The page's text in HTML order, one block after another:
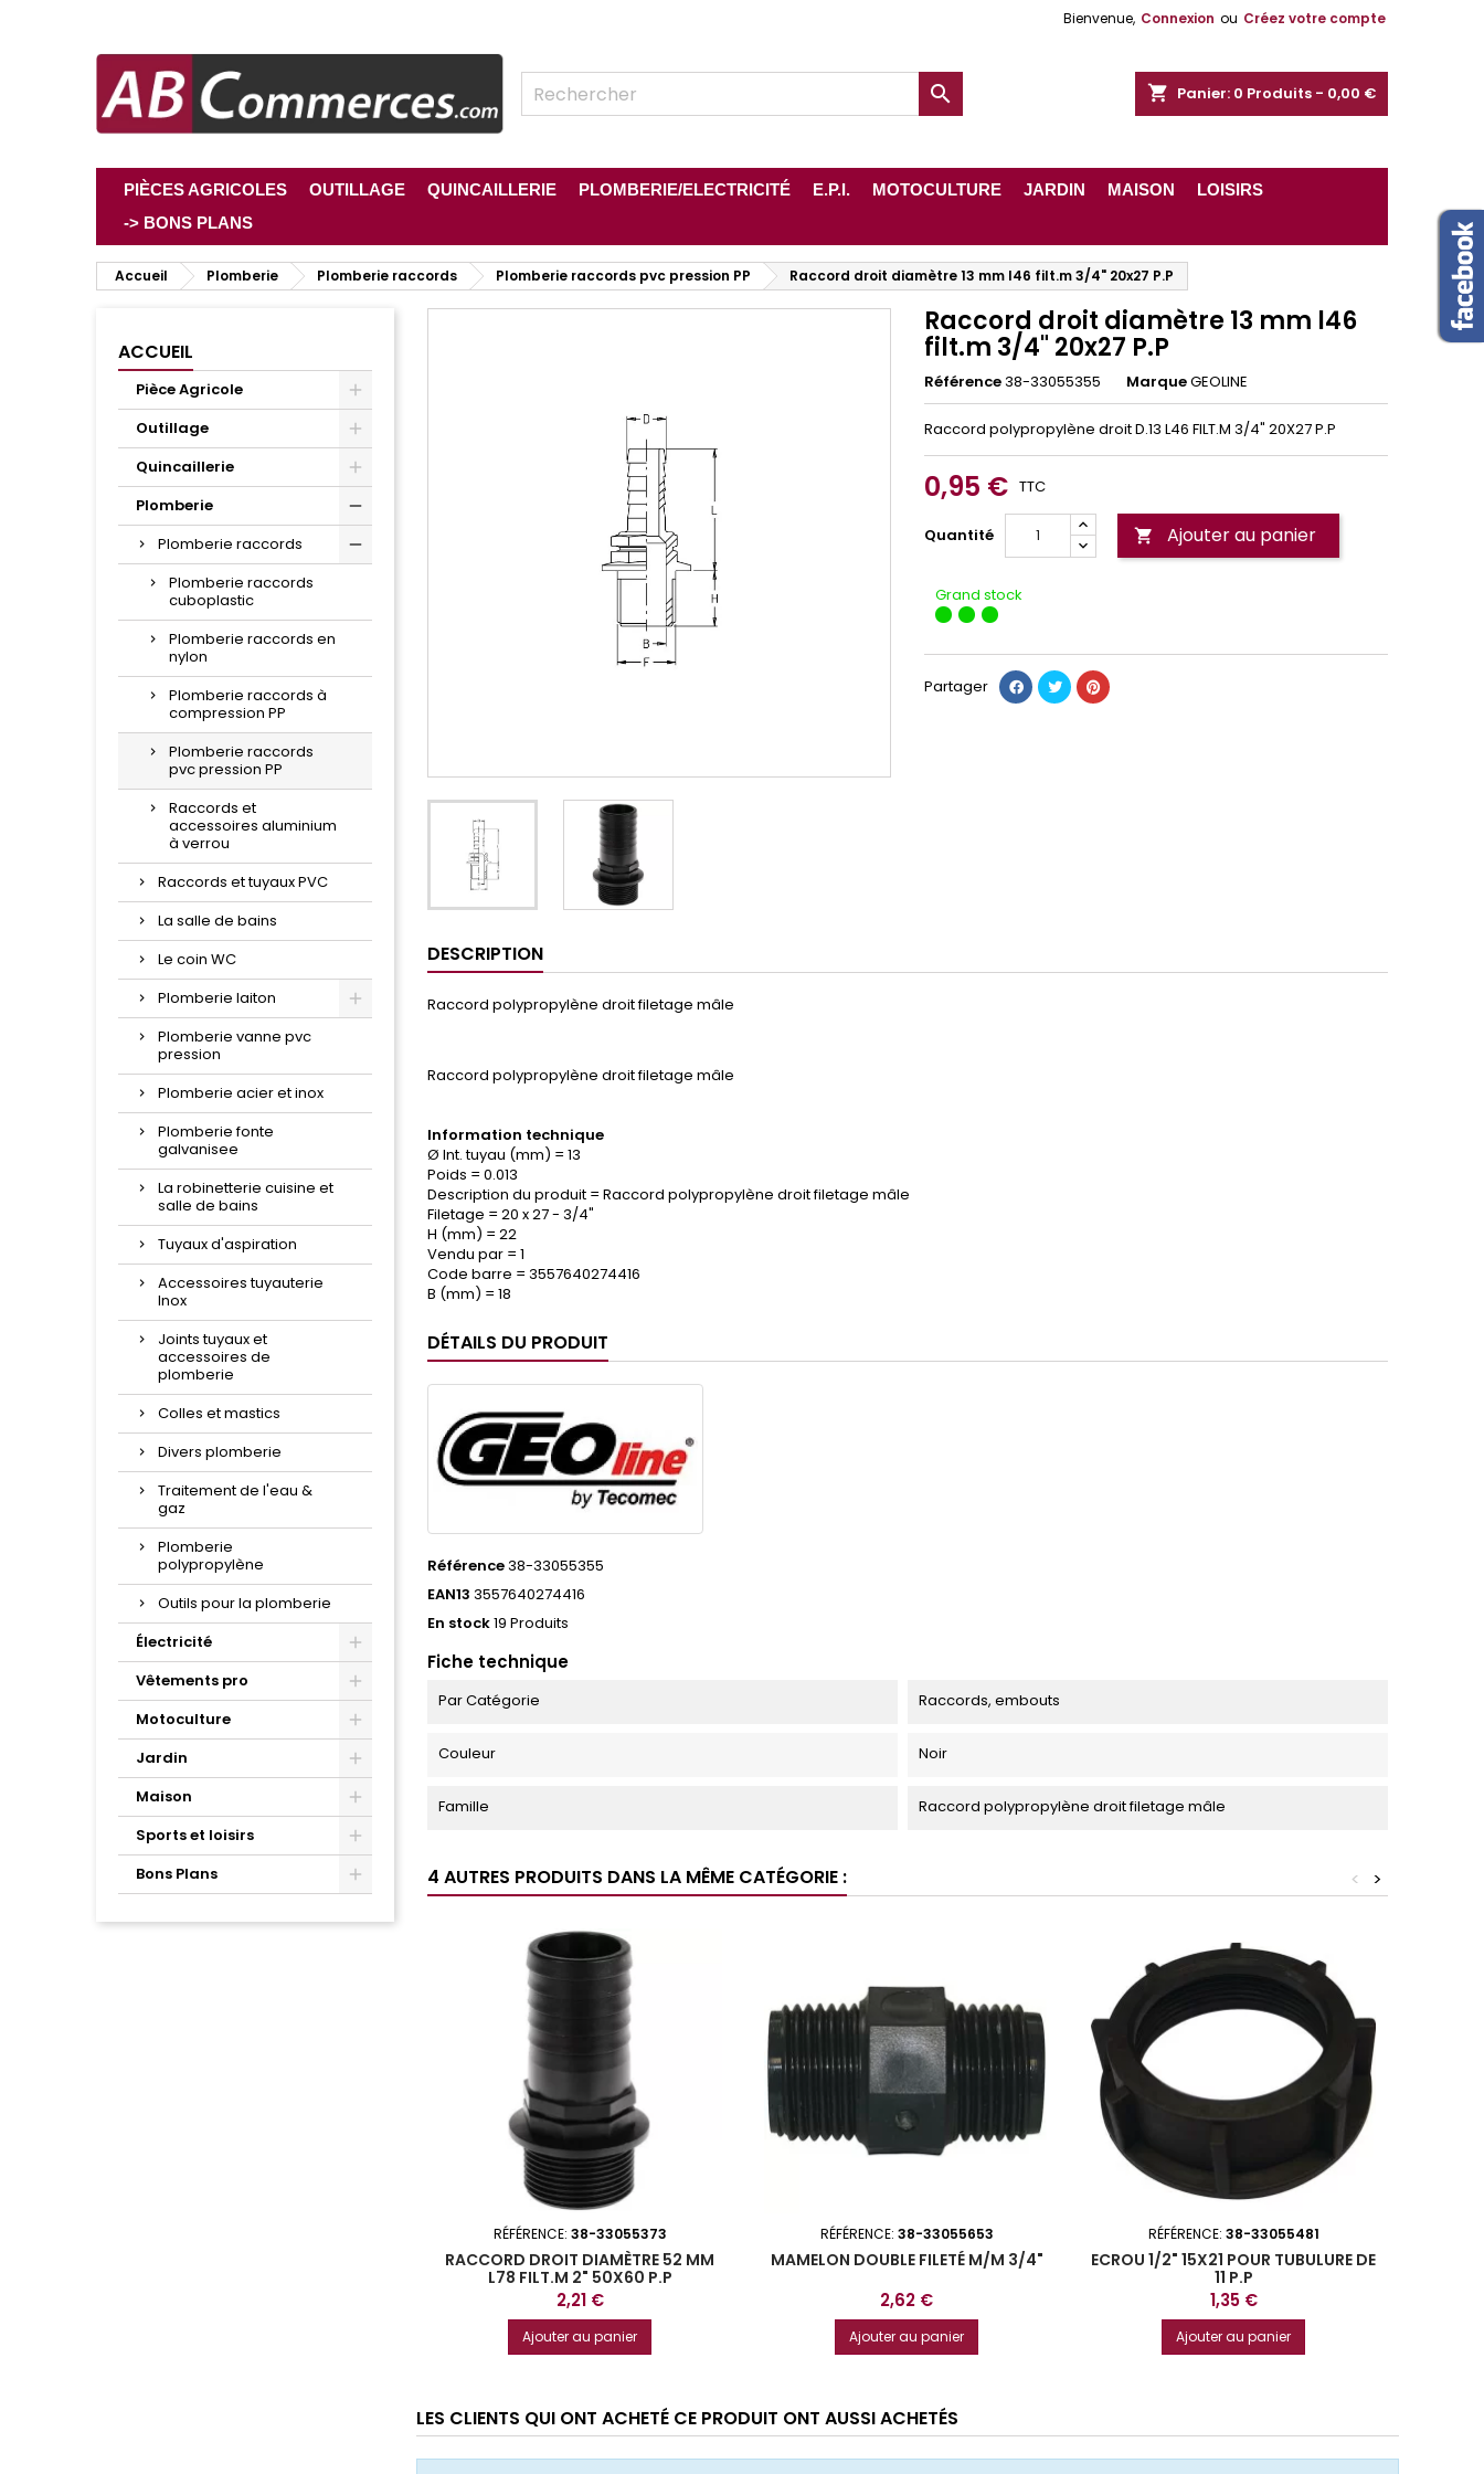
Bienvenue, Connexion ou Créez votre compte
shopping_cart Panier: 0 Produits - 0,00 €

PIÈCES AGRICOLES OUTILLAGE QUINCAILLERIE PLOMBERIE/ELECTRICITÉ E.P.I. MOTOCULTURE JARDIN MAISON
LOISIRS
-> BONS PLANS
Accueil Plomberie Plomberie raccords Plomberie raccords pvc pression PP Raccord droit diamètre 13 mm l46 filt.m 3/4" 20x27 P.P
ACCUEIL
Pièce Agricole
Outillage
Quincaillerie
Plomberie
Plomberie raccords
Plomberie raccords
cuboplastic
Plomberie raccords en
nylon
Plomberie raccords à
compression PP
Plomberie raccords
pvc pression PP
Raccords et
accessoires aluminium
à verrou
Raccords et tuyaux PVC
La salle de bains
Le coin WC
Plomberie laiton
Plomberie vanne pvc
pression
Plomberie acier et inox
Plomberie fonte
galvanisee
La robinetterie cuisine et
salle de bains
Tuyaux d'aspiration
Accessoires tuyauterie
Inox
Joints tuyaux et
accessoires de
plomberie
Colles et mastics
Divers plomberie
Traitement de l'eau &
gaz
Plomberie
polypropylène
Outils pour la plomberie
Électricité
Vêtements pro
Motoculture
Jardin
Maison
Sports et loisirs
Bons Plans
Raccord droit diamètre 13 mm l46
filt.m 3/4" 20x27 P.P
Référence38-33055355 MarqueGEOLINE
Raccord polypropylène droit D.13 L46 FILT.M 3/4" 20X27 P.P
0,95 € TTC
Quantité  Ajouter au panier
Grand stock
Partager
DESCRIPTION
Raccord polypropylène droit filetage mâle
Raccord polypropylène droit filetage mâle
Information technique
Ø Int. tuyau (mm) = 13
Poids = 0.013
Description du produit = Raccord polypropylène droit filetage mâle
Filetage = 20 x 27 - 3/4"
H (mm) = 22
Vendu par = 1
Code barre = 3557640274416
B (mm) = 18
DÉTAILS DU PRODUIT
Référence38-33055355
EAN13 3557640274416
En stock19 Produits
Fiche technique
Par Catégorie Raccords, embouts
Couleur Noir
Famille Raccord polypropylène droit filetage mâle
4 AUTRES PRODUITS DANS LA MÊME CATÉGORIE : >
<
RÉFÉRENCE: 38-33055373
RACCORD DROIT DIAMÈTRE 52 MM
L78 FILT.M 2" 50X60 P.P
Prix
2,21 €
Ajouter au panier
RÉFÉRENCE: 38-33055653
MAMELON DOUBLE FILETÉ M/M 3/4"
Prix
2,62 €
Ajouter au panier
RÉFÉRENCE: 38-33055481
ECROU 1/2" 15X21 POUR TUBULURE DE
11 P.P
Prix
1,35 €
Ajouter au panier
LES CLIENTS QUI ONT ACHETÉ CE PRODUIT ONT AUSSI ACHETÉS